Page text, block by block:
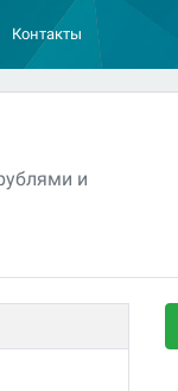
Контакты
и